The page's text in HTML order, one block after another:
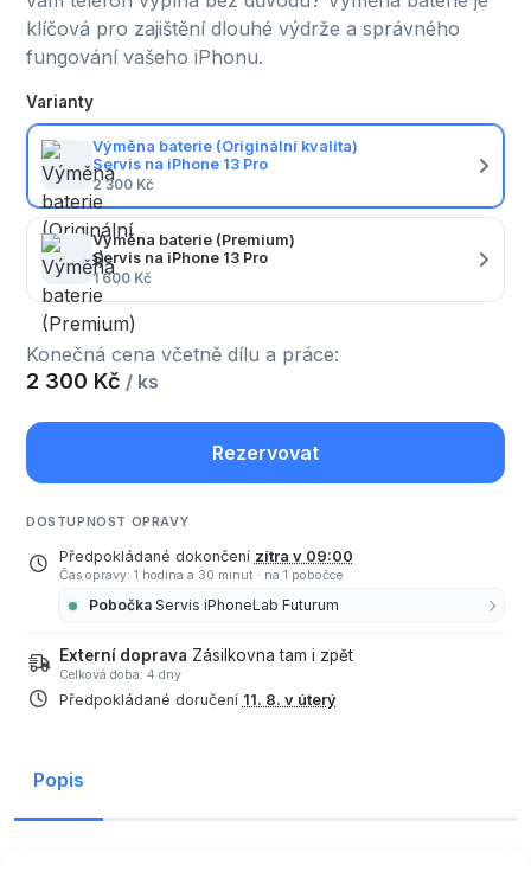
klíčová pro zajištění dlouhé výdrže a správného
fungování vašeho iPhonu.
Varianty
Výměna baterie (Originální kvalita)
Servis na iPhone 13 Pro
2 300 Kč
Výměna baterie (Premium)
Servis na iPhone 13 Pro
1 600 Kč
Konečná cena včetně dílu a práce:
2 300 Kč / ks
Rezervovat
DOSTUPNOST OPRAVY
Předpokládané dokončení zítra v 09:00
Čas opravy: 1 hodina a 30 minut · na 1 pobočce
Pobočka Servis iPhoneLab Futurum
Externí doprava Zásilkovna tam i zpět
Celková doba: 4 dny
Předpokládané doručení 11. 8. v úterý
Popis